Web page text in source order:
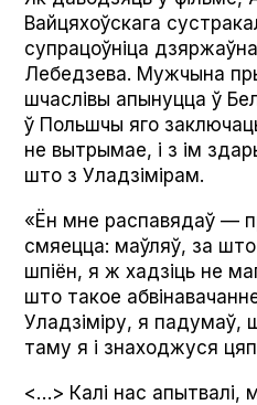
Вайцяхоўскага
супрацоўніца
Лебедзева. Мужчына
шчаслівы апынуцца ў
ў Польшчы яго
не вытрымае, і з ім
што з Уладзімірам.
«Ён мне распавядаў —
смяецца: маўляў, за
шпіён, я ж хадзіць не
што такое
Уладзіміру, я падумаў,
таму я і знаходжуся
<…> Калі нас апытвалі,